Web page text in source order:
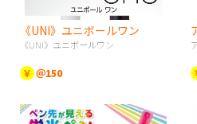
《UNI》ユニボールワン
《UNI》ユニボールワン
￥ ＠150